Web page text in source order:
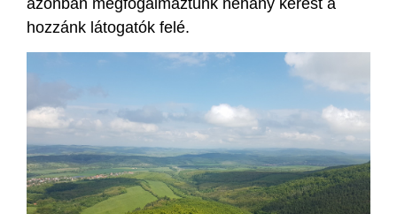
azonban megfogalmaztunk néhány kérést a
hozzánk látogatók felé.